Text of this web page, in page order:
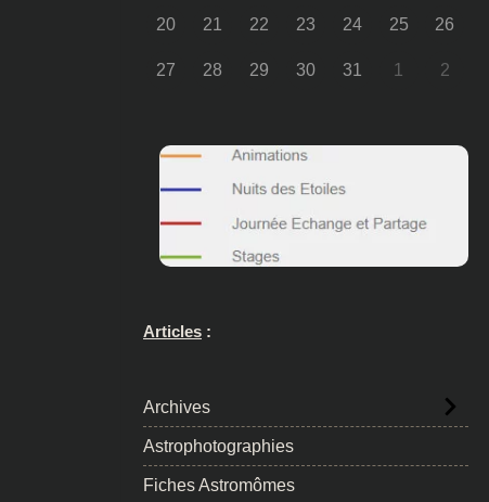
20 21 22 23 24 25 26
27 28 29 30 31 1 2
Articles :
Archives
Astrophotographies
Fiches Astromômes